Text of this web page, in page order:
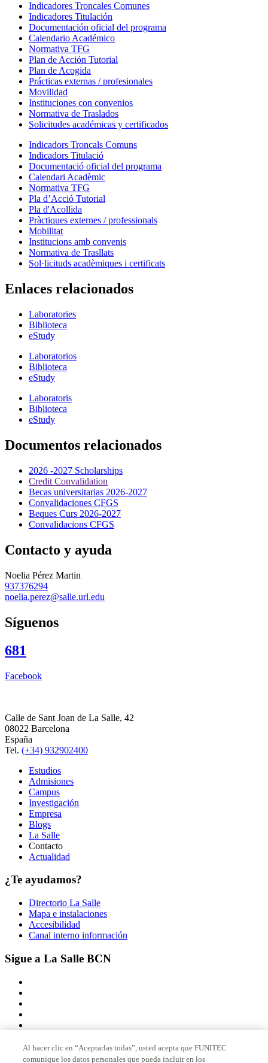
Indicadores Troncales Comunes
Indicadores Titulación
Documentación oficial del programa
Calendario Académico
Normativa TFG
Plan de Acción Tutorial
Plan de Acogida
Prácticas externas / profesionales
Movilidad
Instituciones con convenios
Normativa de Traslados
Solicitudes académicas y certificados
Indicadors Troncals Comuns
Indicadors Titulació
Documentació oficial del programa
Calendari Acadèmic
Normativa TFG
Pla d’Acció Tutorial
Pla d'Acollida
Pràctiques externes / professionals
Mobilitat
Institucions amb convenis
Normativa de Trasllats
Sol·licituds acadèmiques i certificats
Enlaces relacionados
Laboratories
Biblioteca
eStudy
Laboratorios
Biblioteca
eStudy
Laboratoris
Biblioteca
eStudy
Documentos relacionados
2026 -2027 Scholarships
Credit Convalidation
Becas universitarias 2026-2027
Convalidaciones CFGS
Beques Curs 2026-2027
Convalidacions CFGS
Contacto y ayuda
Noelia Pérez Martin
937376294
noelia.perez@salle.url.edu
Síguenos
681
Facebook
Calle de Sant Joan de La Salle, 42
08022 Barcelona
España
Tel. (+34) 932902400
Estudios
Admisiones
Campus
Investigación
Empresa
Blogs
La Salle
Contacto
Actualidad
¿Te ayudamos?
Directorio La Salle
Mapa e instalaciones
Accesibilidad
Canal interno información
Sigue a La Salle BCN
Al hacer clic en “Aceptarlas todas”, usted acepta que FUNITEC
comunique los datos personales que pueda incluir en los